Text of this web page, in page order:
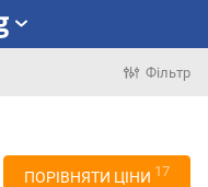
Фільтр
ПОРІВНЯТИ ЦІНИ 17